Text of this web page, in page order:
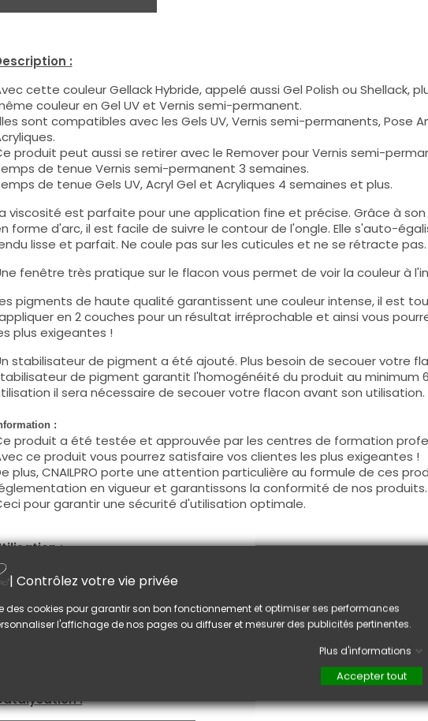
:
cette couleur Gellack Hybride, appelé aussi Gel Polish ou Shellack,
couleur en Gel UV et Vernis semi-permanent.
sont compatibles avec les Gels UV, Vernis semi-permanents, Pose
produit peut aussi se retirer avec le Remover pour Vernis semi-
de tenue Vernis semi-permanent 3 semaines.
de tenue Gels UV, Acryl Gel et Acryliques 4 semaines et plus.
viscosité est parfaite pour une application fine et précise. Grâce à
forme d'arc, il est facile de suivre le contour de l'ongle. Elle s'auto-
lisse et parfait. Ne coule pas sur les cuticules et ne se rétracte pas.
fenêtre très pratique sur le flacon vous permet de voir la couleur à
pigments de haute qualité garantissent une couleur intense, il est
en 2 couches pour un résultat irréprochable et ainsi vous
plus exigeantes !
stabilisateur de pigment a été ajouté. Plus besoin de secouer votre
de pigment garantit l'homogénéité du produit au minimum
il sera nécessaire de secouer votre flacon avant son utilisation.
:
produit a été testée et approuvée par les centres de formation
ce produit vous pourrez satisfaire vos clientes les plus exigeantes !
plus, CNAILPRO porte une attention particulière au formule de ces
en vigueur et garantissons la conformité de nos produits.
pour garantir une sécurité d'utilisation optimale.
:
couleur s'applique avec son pinceau, de manière fine, sur la base
la couche de cohésion) ou sur la construction après limage.
produit s'applique en deux couches, fermez le bord libre à la
couche pour garantir un résultat optimal.
pouvez dégraisser la couche de cohésion si vous désirez faire une
:
| Contrôlez votre vie privée
des cookies pour garantir son bon fonctionnement et optimiser ses performances
l'affichage de nos pages ou diffuser et mesurer des publicités pertinentes.
Plus d'informations
Accepter tout